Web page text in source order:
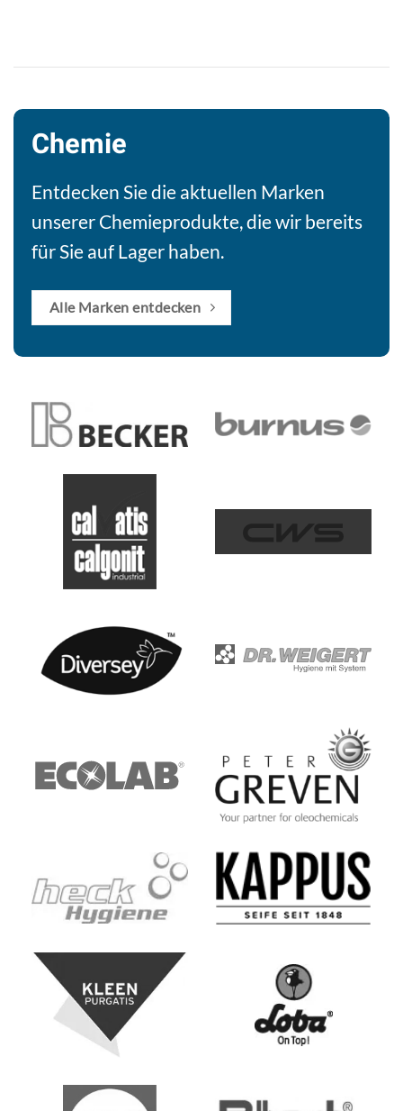
Chemie
Entdecken Sie die aktuellen Marken
unserer Chemieprodukte, die wir bereits
für Sie auf Lager haben.
Alle Marken entdecken